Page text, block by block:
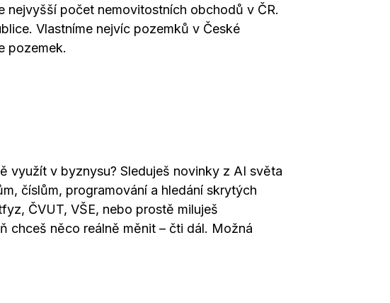
nejvyšší počet nemovitostních obchodů v ČR.
Vlastníme nejvíc pozemků v České
pozemek.
využít v byznysu? Sleduješ novinky z AI světa
číslům, programování a hledání skrytých
ČVUT, VŠE, nebo prostě miluješ
chceš něco reálně měnit – čti dál. Možná